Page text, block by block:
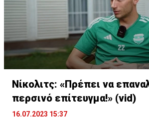
Νίκολιτς: «Πρέπει να
περσινό επίτευγμα!» (vid)
16.07.2023 15:37